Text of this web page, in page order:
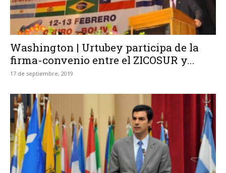
Washington | Urtubey participa de la
firma-convenio entre el ZICOSUR y...
17 de septiembre, 2019